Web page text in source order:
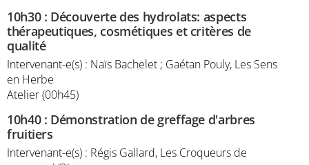
10h30: Découverte des hydrolats: aspects
thérapeutiques, cosmétiques et critères de
qualité
Intervenant-e(s) : Naïs Bachelet ; Gaétan Pouly, Les Sens
en Herbe
Atelier (00h45)
10h40: Démonstration de greffage d'arbres
fruitiers
Intervenant-e(s) : Régis Gallard, Les Croqueurs de